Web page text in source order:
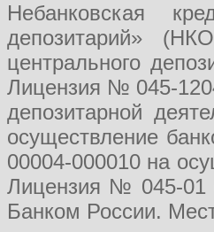
Небанковская
депозитарий»
центрального
Лицензия № 045-
депозитарной
осуществление
00004-000010 на
Лицензия № 045-01
Банком России.